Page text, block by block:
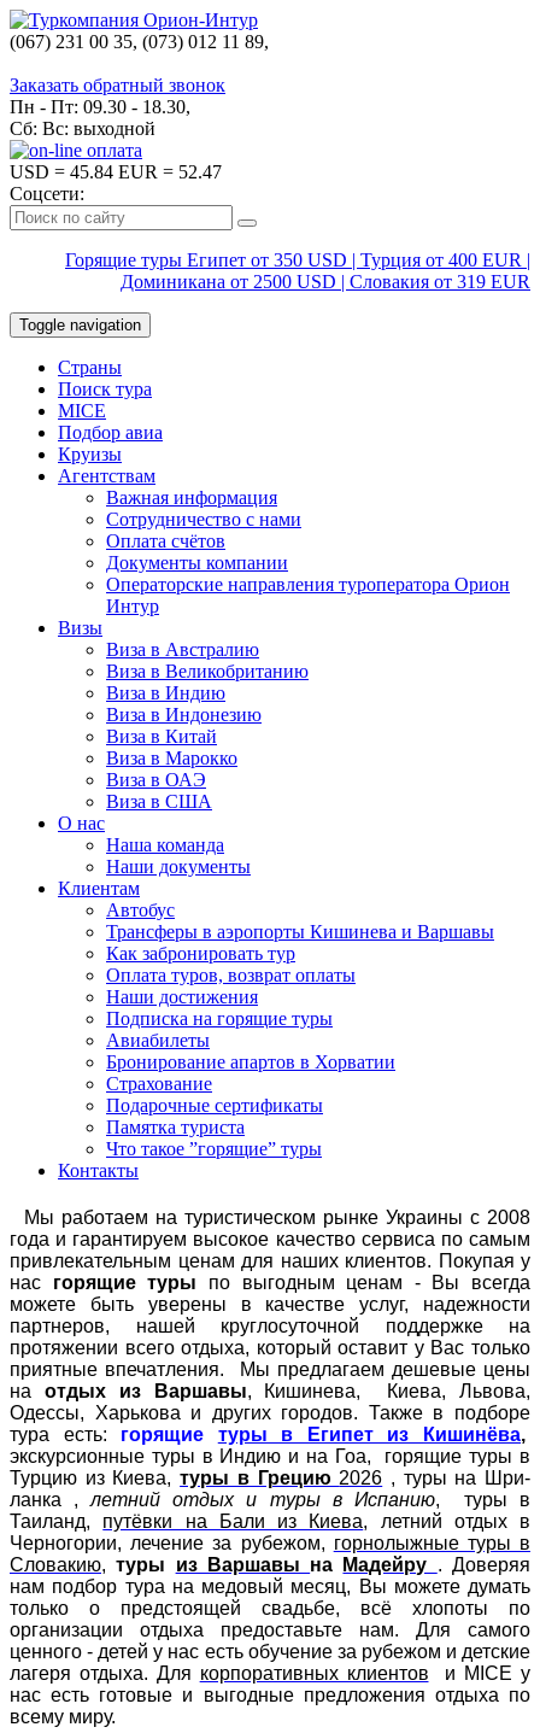
(067) 231 00 35, (073) 012 11 89,
Заказать обратный звонок
Пн - Пт: 09.30 - 18.30,
Сб: Вс: выходной
USD = 45.84 EUR = 52.47
Соцсети:
Горящие туры Египет от 350 USD | Турция от 400 EUR |
Доминикана от 2500 USD | Словакия от 319 EUR
Toggle navigation
Страны
Поиск тура
MICE
Подбор авиа
Круизы
Агентствам
Важная информация
Сотрудничество с нами
Оплата счётов
Документы компании
Операторские направления туроператора Орион
Интур
Визы
Виза в Австралию
Виза в Великобританию
Виза в Индию
Виза в Индонезию
Виза в Китай
Виза в Марокко
Виза в ОАЭ
Виза в США
О нас
Наша команда
Наши документы
Клиентам
Автобус
Трансферы в аэропорты Кишинева и Варшавы
Как забронировать тур
Оплата туров, возврат оплаты
Наши достижения
Подписка на горящие туры
Авиабилеты
Бронирование апартов в Хорватии
Страхование
Подарочные сертификаты
Памятка туриста
Что такое ”горящие” туры
Контакты
Мы работаем на туристическом рынке Украины с 2008
года и гарантируем высокое качество сервиса по самым
привлекательным ценам для наших клиентов. Покупая у
нас горящие туры по выгодным ценам - Вы всегда
можете быть уверены в качестве услуг, надежности
партнеров, нашей круглосуточной поддержке на
протяжении всего отдыха, который оставит у Вас только
приятные впечатления. Мы предлагаем дешевые цены
на отдых из Варшавы, Кишинева, Киева, Львова,
Одессы, Харькова и других городов. Также в подборе
тура есть: горящие туры в Египет из Кишинёва,
экскурсионные туры в Индию и на Гоа, горящие туры в
Турцию из Киева,туры в Грецию2026 , туры на Шри-
ланка ,летний отдых и туры в Испанию, туры в
Таиланд, путёвки на Бали из Киева, летний отдых в
Черногории, лечение за рубежом, горнолыжные туры в
Словакию,туры из Варшавы на Мадейру . Доверяя
нам подбор тура на медовый месяц, Вы можете думать
только о предстоящей свадьбе, всё хлопоты по
организации отдыха предоставьте нам. Для самого
ценного - детей у нас есть обучение за рубежом и детские
лагеря отдыха. Для корпоративных клиентов и MICE у
нас есть готовые и выгодные предложения отдыха по
всему миру.